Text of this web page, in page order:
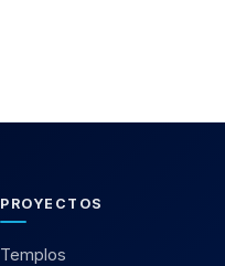
PROYECTOS
Templos